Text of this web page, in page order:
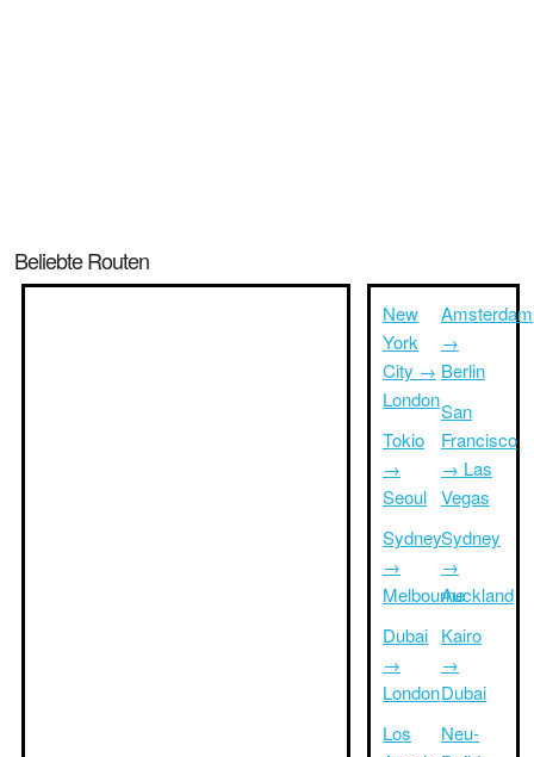
Beliebte Routen
New
York
City →
London
Tokio
→
Seoul
Sydney
→
Melbourne
Dubai
→
London
Los
Amsterdam
→
Berlin
San
Francisco
→ Las
Vegas
Sydney
→
Auckland
Kairo
→
Dubai
Neu-